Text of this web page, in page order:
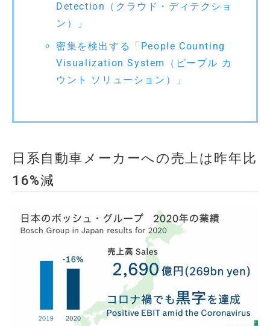
Detection（クラウド・ディテクショ
ン）」
密集を検出する「People Counting
Visualization System（ピープル カ
ウント ソリューション）」
日系自動車メーカーへの売上は昨年比
16%減